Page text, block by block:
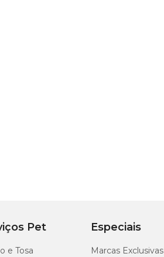
Pet
e Tosa
Especiais
Marcas Exclusivas